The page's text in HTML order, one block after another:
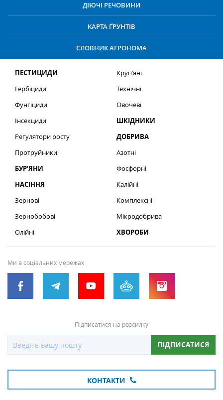
ДІЮЧІ РЕЧОВИНИ
КАРТА ҐРУНТІВ
СЛОВНИК АГРОНОМА
ПЕСТИЦИДИ
Гербіциди
Фунгіциди
Інсекциди
Регулятори росту
Протруйники
БУР’ЯНИ
НАСІННЯ
Зернові
Зернобобові
Олійні
Круп’яні
Технічні
Овочеві
ШКІДНИКИ
ДОБРИВА
Азотні
Фосфорні
Калійні
Комплексні
Мікродобрива
ХВОРОБИ
Ми в соціальних мережах
Підписатися на розсилку
ПІДПИСАТИСЯ
КОНТАКТИ